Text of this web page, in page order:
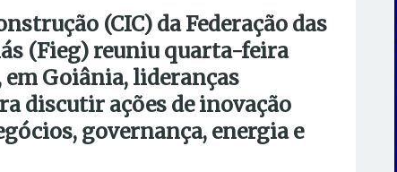
(CIC) da Federação das
(Fieg) reuniu quarta-feira
em Goiânia, lideranças
discutir ações de inovação
governança, energia e